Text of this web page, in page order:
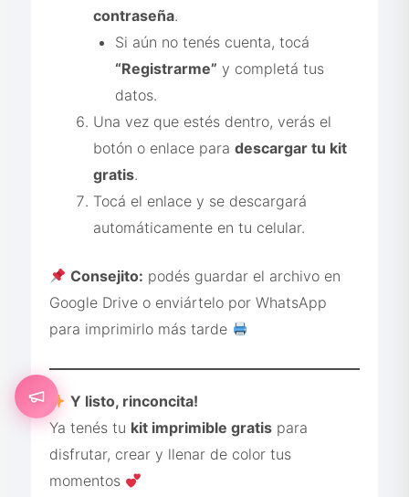
contraseña.
Si aún no tenés cuenta, tocá
“Registrarme” y completá tus
datos.
Una vez que estés dentro, verás el
botón o enlace paradescargar tu kit
gratis.
Tocá el enlace y se descargará
automáticamente en tu celular.
Consejito: podés guardar el archivo en
Google Drive o enviártelo por WhatsApp
para imprimirlo más tarde
Y listo, rinconcita!
Ya tenés tu kit imprimible gratis para
disfrutar, crear y llenar de color tus
momentos